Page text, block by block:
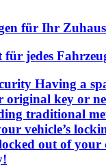
für Ihr
jedes
Having a
key or
traditional
vehicle’s
out of